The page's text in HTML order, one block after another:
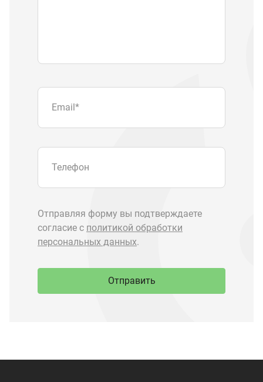
Запчасти Урал
Запчасти Камаз
Спецпредложения